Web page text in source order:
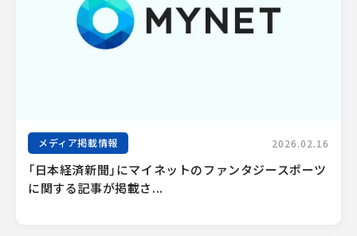
メディア掲載情報 2026.02.16
「日本経済新聞」にマイネットのファンタジースポーツ
に関する記事が掲載さ...